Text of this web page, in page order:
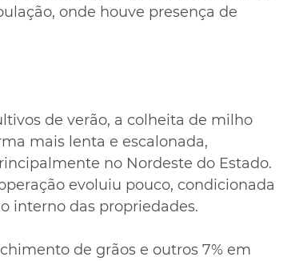
onde houve presença de
de verão, a colheita de milho
mais lenta e escalonada,
no Nordeste do Estado.
evoluiu pouco, condicionada
interno das propriedades.
de grãos e outros 7% em